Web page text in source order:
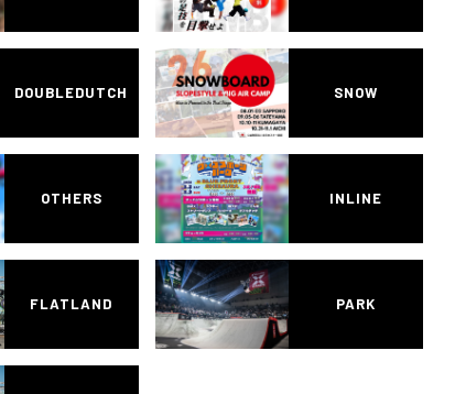
DOUBLEDUTCH SNOW
OTHERS INLINE
FLATLAND PARK